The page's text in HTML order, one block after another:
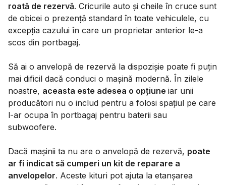
roată de rezervă. Cricurile auto și cheile în cruce sunt
de obicei o prezență standard în toate vehiculele, cu
excepția cazului în care un proprietar anterior le-a
scos din portbagaj.
Să ai o anvelopă de rezervă la dispozișie poate fi puțin
mai dificil dacă conduci o mașină modernă. În zilele
noastre, aceasta este adesea o opțiune iar unii
producători nu o includ pentru a folosi spațiul pe care
l-ar ocupa în portbagaj pentru baterii sau
subwoofere.
Dacă mașinii ta nu are o anvelopă de rezervă, poate
ar fi indicat să cumperi un kit de reparare a
anvelopelor. Aceste kituri pot ajuta la etanșarea